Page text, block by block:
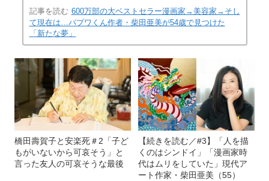
記事を読む 600万部の大ベストセラー漫画家→美容家→そし
て現在は…パプワくん作者・柴田亜美が54歳で見つけた
「新たな夢」
橋田壽賀子と安楽死＃2「子ど
もがいないから可哀そう」と
言った友人の可哀そうな最後
【続きを読む／#3】「人を描
くのはシンドイ」「漫画家時
代はムリをしていた」現代ア
ート作家・柴田亜美（55）